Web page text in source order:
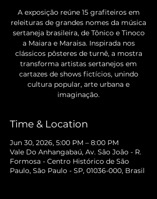
A exposição reúne 15 grafiteiros em
releituras de grandes nomes da música
sertaneja brasileira, de Tônico e Tinoco
a Maiara e Maraisa. Inspirada nos
clássicos pôsteres de turnê, a mostra
transforma artistas sertanejos em
cartazes de shows fictícios, unindo
cultura popular, arte urbana e
imaginação.
Time & Location
Jun 30, 2026, 5:00 PM – 8:00 PM
Vale Do Anhangabaú, Av. São João - R.
Formosa - Centro Histórico de São
Paulo, São Paulo - SP, 01036-000, Brasil